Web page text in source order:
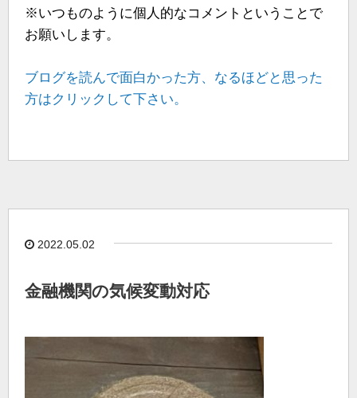
※いつものように個人的なコメントということで
お願いします。
ブログを読んで面白かった方、なるほどと思った
方はクリックして下さい。
2022.05.02
金融機関の気候変動対応